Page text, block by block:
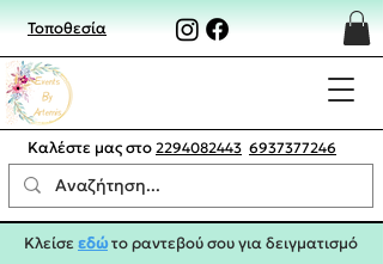
Τοποθεσία
Καλέστε μας στο 2294082443 6937377246
Κλείσεεδώτο ραντεβού σου για δειγματισμό